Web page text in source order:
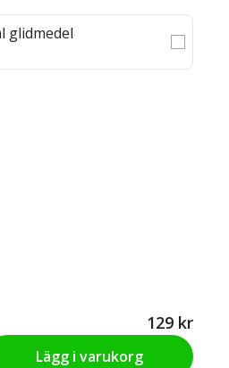
glidmedel
129 kr
Lägg i varukorg